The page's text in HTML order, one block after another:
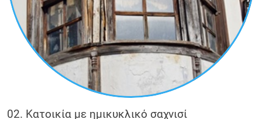
02. Κατοικία με ημικυκλικό σαχνισί